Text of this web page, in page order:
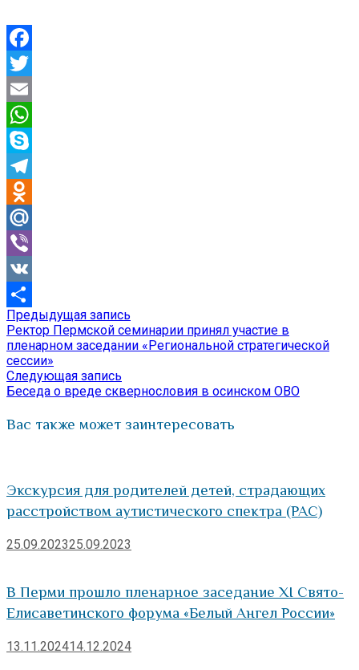
Facebook
Twitter
Email
WhatsApp
Skype
Telegram
Odnoklassniki
Mail.Ru
Viber
VK
Отправить
Навигация
по
записям
Предыдущая запись
запись:
Ректор Пермской семинарии принял участие в
пленарном заседании «Региональной стратегической
сессии»
Следующая запись
запись:
Беседа о вреде сквернословия в осинском ОВО
Вас также может заинтересовать
Экскурсия для родителей детей, страдающих
расстройством аутистического спектра (РАС)
25.09.202325.09.2023
В Перми прошло пленарное заседание XI Свято-
Елисаветинского форума «Белый Ангел России»
13.11.202414.12.2024